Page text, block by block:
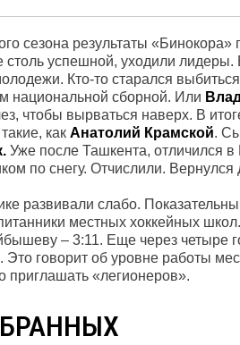
сезона результаты
успешной, уходили лидеры.
Кто-то старался
национальной сборной. Или
чтобы вырваться наверх. В
как Анатолий Крамской.
Уже после Ташкента, отличился
по снегу. Отчислили. Вернулся
развивали слабо.
местных хоккейных
– 3:11. Еще через четыре
Это говорит об уровне работы
приглашать «легионеров».